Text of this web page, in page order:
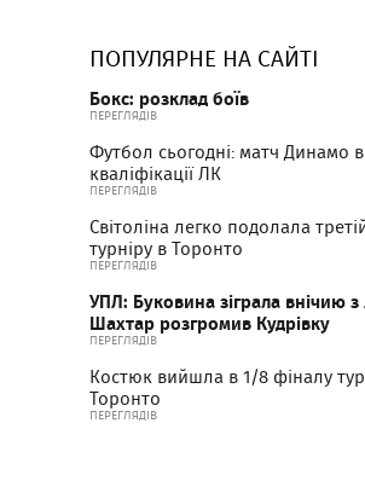
ПОПУЛЯРНЕ НА САЙТІ
Бокс: розклад боїв
ПЕРЕГЛЯДІВ
Футбол сьогодні: матч Динамо
кваліфікації ЛК
ПЕРЕГЛЯДІВ
Світоліна легко подолала
турніру в Торонто
ПЕРЕГЛЯДІВ
УПЛ: Буковина зіграла внічию
Шахтар розгромив Кудрівку
ПЕРЕГЛЯДІВ
Костюк вийшла в 1/8 фіналу
Торонто
ПЕРЕГЛЯДІВ